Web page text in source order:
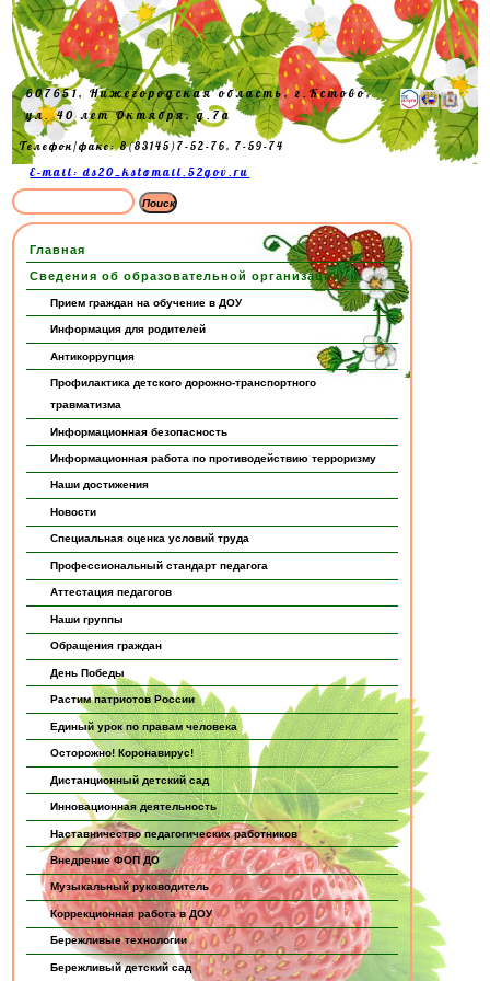
607651, Нижегородская область, г.Кстово,
ул. 40 лет Октября, д.7а
Телефон/факс: 8(83145)7-52-76, 7-59-74
E-mail: ds20_kst@mail.52gov.ru
Главная
Сведения об образовательной организации
Прием граждан на обучение в ДОУ
Информация для родителей
Антикоррупция
Профилактика детского дорожно-транспортного
травматизма
Информационная безопасность
Информационная работа по противодействию терроризму
Наши достижения
Новости
Специальная оценка условий труда
Профессиональный стандарт педагога
Аттестация педагогов
Наши группы
Обращения граждан
День Победы
Растим патриотов России
Единый урок по правам человека
Осторожно! Коронавирус!
Дистанционный детский сад
Инновационная деятельность
Наставничество педагогических работников
Внедрение ФОП ДО
Музыкальный руководитель
Коррекционная работа в ДОУ
Бережливые технологии
Бережливый детский сад